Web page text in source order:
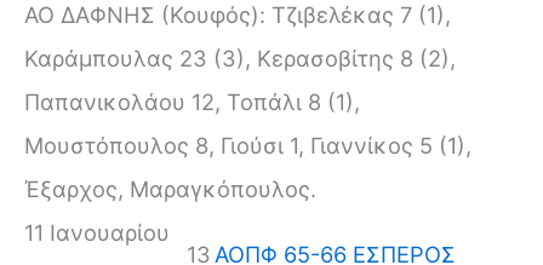
ΑΟ ΔΑΦΝΗΣ (Κουφός): Τζιβελέκας 7 (1),
Καράμπουλας 23 (3), Κερασοβίτης 8 (2),
Παπανικολάου 12, Τοπάλι 8 (1),
Μουστόπουλος 8, Γιούσι 1, Γιαννίκος 5 (1),
Έξαρχος, Μαραγκόπουλος.
11 Ιανουαρίου
13ΑΟΠΦ 65-66 ΕΣΠΕΡΟΣ